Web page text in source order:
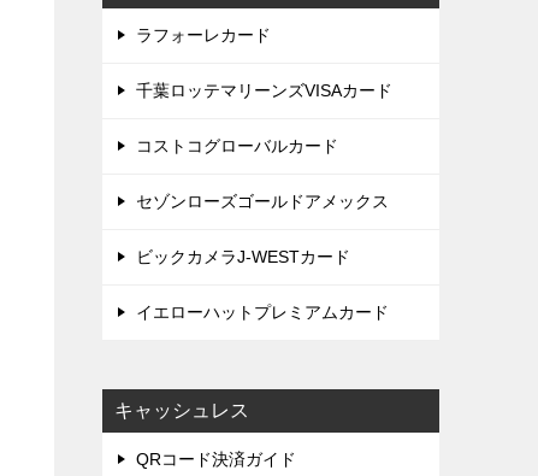
ラフォーレカード
千葉ロッテマリーンズVISAカード
コストコグローバルカード
セゾンローズゴールドアメックス
ビックカメラJ-WESTカード
イエローハットプレミアムカード
キャッシュレス
QRコード決済ガイド